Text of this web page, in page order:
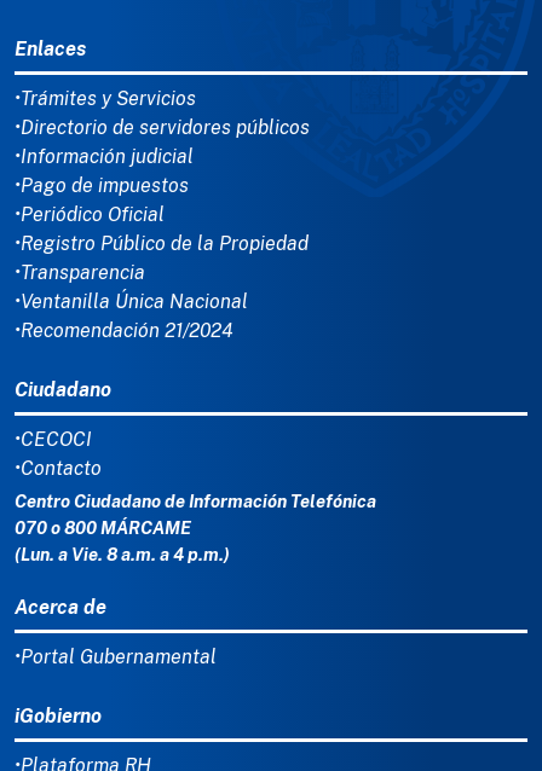
Enlaces
•Trámites y Servicios
•Directorio de servidores públicos
•Información judicial
•Pago de impuestos
•Periódico Oficial
•Registro Público de la Propiedad
•Transparencia
•Ventanilla Única Nacional
•Recomendación 21/2024
Ciudadano
•CECOCI
•Contacto
Centro Ciudadano de Información Telefónica
070 o 800 MÁRCAME
(Lun. a Vie. 8 a.m. a 4 p.m.)
Acerca de
•Portal Gubernamental
iGobierno
•Plataforma RH